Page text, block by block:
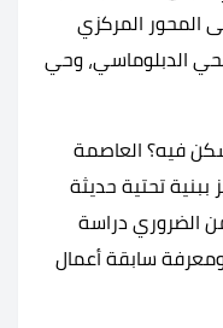
المحور المركزي
الدبلوماسي، وحي
فيه؟ العاصمة
ببنية تحتية حديثة
الضروري دراسة
ومعرفة سابقة أعمال